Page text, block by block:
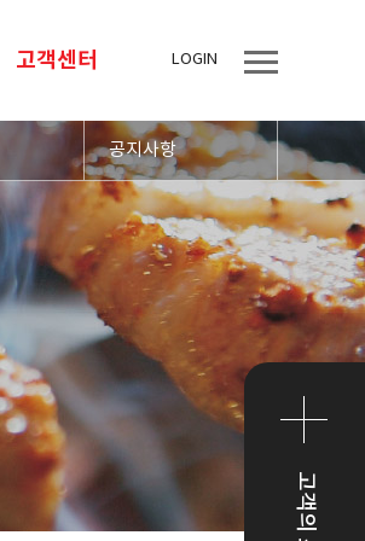
LOGIN
고객센터
공지사항